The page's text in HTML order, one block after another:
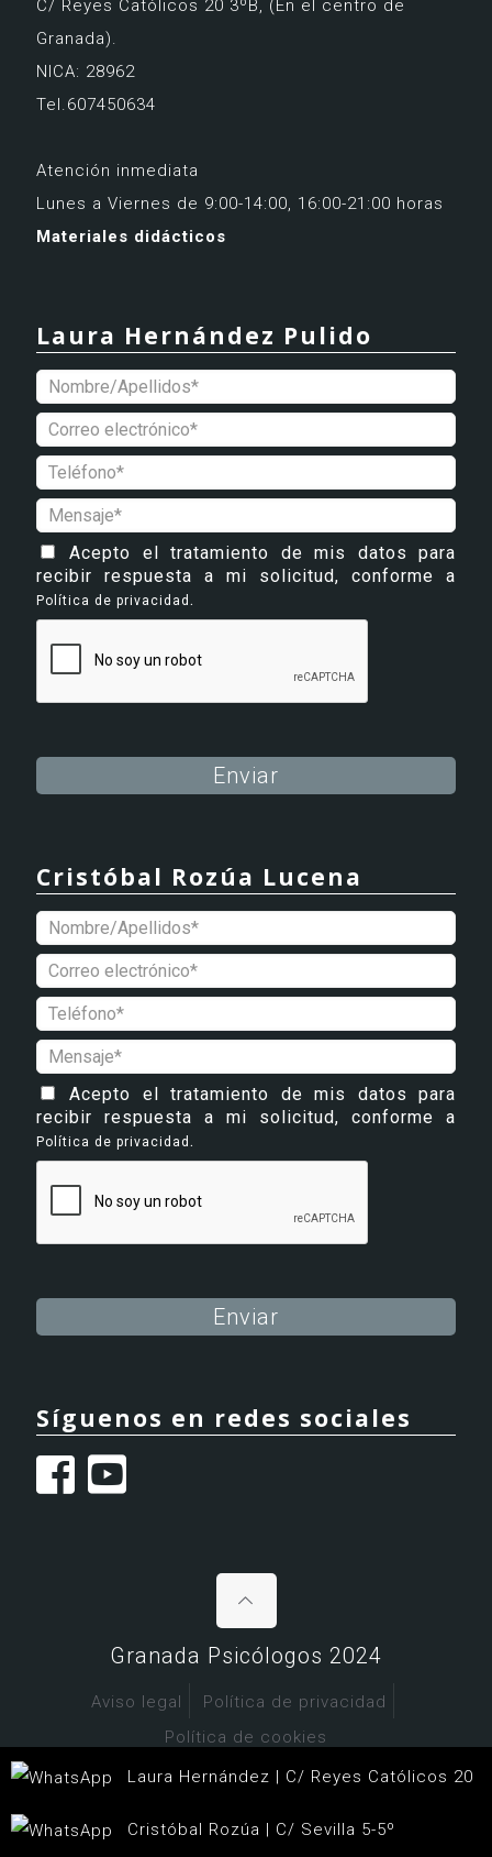
Laura Hernández | C/ Reyes Católicos 20
Cristóbal Rozúa | C/ Sevilla 5-5º
C/ Reyes Católicos 20 3ºB, (En el centro de
Granada).
NICA: 28962
Tel.607450634
Atención inmediata
Lunes a Viernes de 9:00-14:00, 16:00-21:00 horas
Materiales didácticos
Laura Hernández Pulido
Acepto el tratamiento de mis datos para
recibir respuesta a mi solicitud, conforme a
Política de privacidad .
Cristóbal Rozúa Lucena
Acepto el tratamiento de mis datos para
recibir respuesta a mi solicitud, conforme a
Política de privacidad .
Síguenos en redes sociales
Granada Psicólogos 2024
Aviso legal
Política de privacidad
Política de cookies